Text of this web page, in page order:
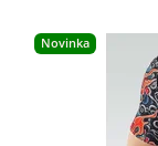
Novinka